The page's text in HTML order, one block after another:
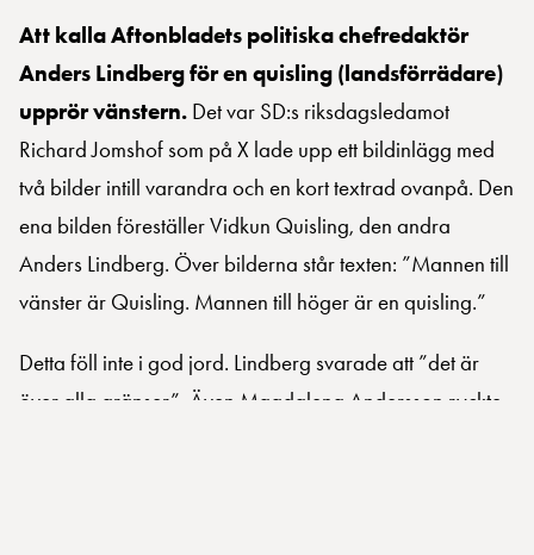
Att kalla Aftonbladets politiska chefredaktör
Anders Lindberg för en quisling (landsförrädare)
upprör vänstern. Det var SD:s riksdagsledamot
Richard Jomshof som på X lade upp ett bildinlägg med
två bilder intill varandra och en kort textrad ovanpå. Den
ena bilden föreställer Vidkun Quisling, den andra
Anders Lindberg. Över bilderna står texten: ”Mannen till
vänster är Quisling. Mannen till höger är en quisling.”
Detta föll inte i god jord. Lindberg svarade att ”det är
över alla gränser”. Även Magdalena Andersson ryckte